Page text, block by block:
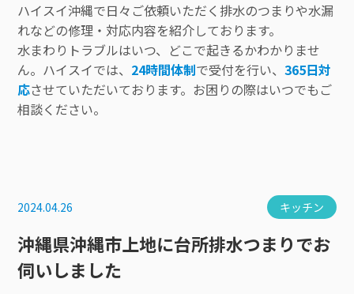
ハイスイ沖縄で日々ご依頼いただく排水のつまりや水漏
れなどの修理・対応内容を紹介しております。
水まわりトラブルはいつ、どこで起きるかわかりませ
ん。ハイスイでは、 24時間体制で受付を行い、365日対
応させていただいております。お困りの際はいつでもご
相談ください。
2024.04.26 キッチン
沖縄県沖縄市上地に台所排水つまりでお
伺いしました